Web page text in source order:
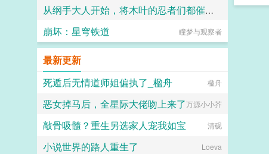
番茄第一帅哥
从纲手大人开始，将木叶的忍者们都催眠改造成忠于吾等胯下的肥奶肉臀の弱智母猪！
琴师
崩坏：星穹铁道 瞳梦与观察者
最新更新
死遁后无情道师姐偏执了_楹舟
楹舟
恶女掉马后，全星际大佬吻上来了万源小小芥
敲骨吸髓？重生另选家人宠我如宝 清砚
小说世界的路人重生了 Loeva